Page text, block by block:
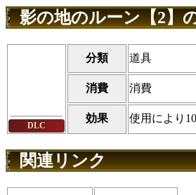
影の地のルーン【2】
DLC
分類 道具
消費 消費
効果 使用により
関連リンク